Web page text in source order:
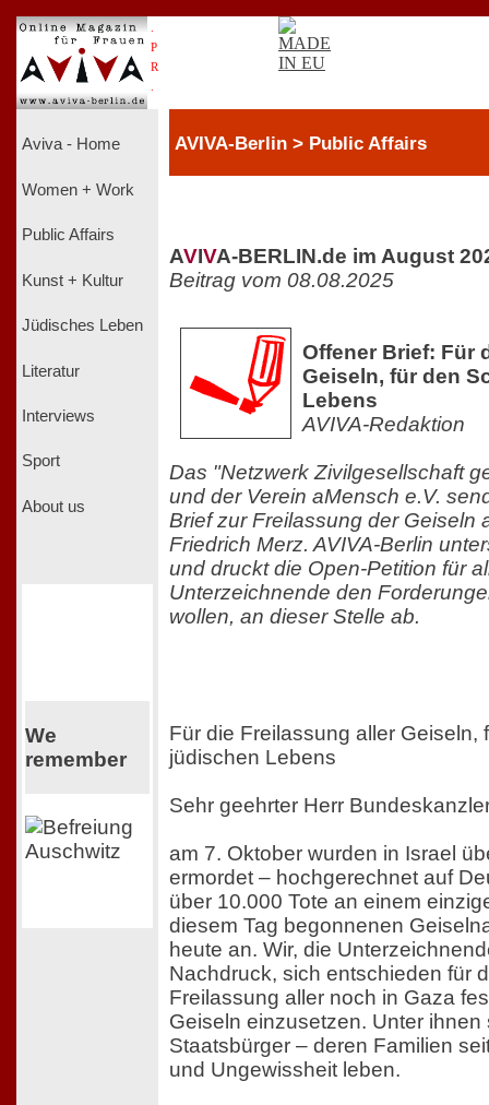
P
R
Aviva - Home
Women + Work
Public Affairs
Kunst + Kultur
Jüdisches Leben
Literatur
Interviews
Sport
About us
We
remember
AVIVA-Berlin > Public Affairs
AVIVA-BERLIN.de im August
Beitrag vom 08.08.2025
Offener Brief: Für
Geiseln, für den
Lebens
AVIVA-Redaktion
Das "Netzwerk Zivilgesellschaft
und der Verein aMensch e.V.
Brief zur Freilassung der Geiseln
Friedrich Merz. AVIVA-Berlin
und druckt die Open-Petition für
Unterzeichnende den
wollen, an dieser Stelle ab.
Für die Freilassung aller Geiseln,
jüdischen Lebens
Sehr geehrter Herr
am 7. Oktober wurden in Israel
ermordet – hochgerechnet auf
über 10.000 Tote an einem
diesem Tag begonnenen
heute an. Wir, die
Nachdruck, sich entschieden für
Freilassung aller noch in Gaza
Geiseln einzusetzen. Unter
Staatsbürger – deren Familien
und Ungewissheit leben.